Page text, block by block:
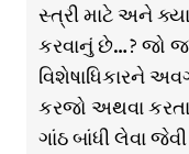
સ્ત્રી માટે અને
કરવાનું છે…? જો
વિશેષાધિકારને
કરજો અથવા
ગાંઠ બાંધી લેવા